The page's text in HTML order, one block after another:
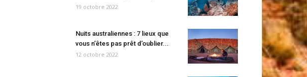
19 octobre 2022
Nuits australiennes : 7 lieux que
vous n’êtes pas prêt d’oublier...
12 octobre 2022